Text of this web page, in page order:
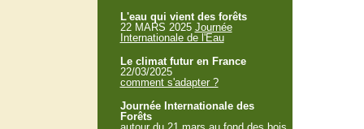
L'eau qui vient des forêts
22 MARS 2025 Journée
Internationale de l'Eau
Le climat futur en France
22/03/2025
comment s'adapter ?
Journée Internationale des
Forêts